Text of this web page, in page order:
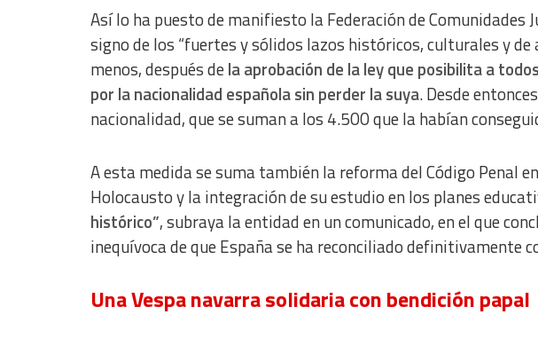
Así lo ha puesto de manifiesto la Federación de Comunidades
signo de los “fuertes y sólidos lazos históricos, culturales y
menos, después dela aprobación de la ley que posibilita a
por la nacionalidad española sin perder la suya. Desde
nacionalidad, que se suman a los 4.500 que la habían
A esta medida se suma también la reforma del Código Penal
Holocausto y la integración de su estudio en los planes
histórico”, subraya la entidad en un comunicado, en el que
inequívoca de que España se ha reconciliado definitivamente
Una Vespa navarra solidaria con bendición papal
Understand audiences through statistics or combinations of data from different sources
Develop and improve services
Use limited data to select content
IAB Special Features:
Identify devices based on information actively requested
Non-IAB processing purposes: